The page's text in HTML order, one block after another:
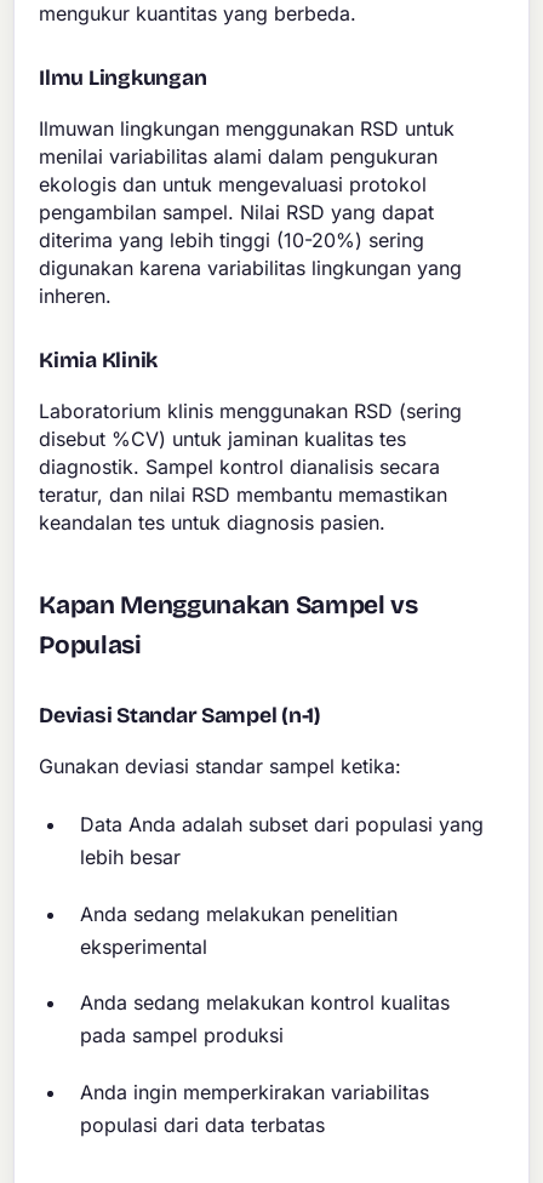
mengukur kuantitas yang berbeda.
Ilmu Lingkungan
Ilmuwan lingkungan menggunakan RSD untuk
menilai variabilitas alami dalam pengukuran
ekologis dan untuk mengevaluasi protokol
pengambilan sampel. Nilai RSD yang dapat
diterima yang lebih tinggi (10-20%) sering
digunakan karena variabilitas lingkungan yang
inheren.
Kimia Klinik
Laboratorium klinis menggunakan RSD (sering
disebut %CV) untuk jaminan kualitas tes
diagnostik. Sampel kontrol dianalisis secara
teratur, dan nilai RSD membantu memastikan
keandalan tes untuk diagnosis pasien.
Kapan Menggunakan Sampel vs
Populasi
Deviasi Standar Sampel (n-1)
Gunakan deviasi standar sampel ketika:
Data Anda adalah subset dari populasi yang
lebih besar
Anda sedang melakukan penelitian
eksperimental
Anda sedang melakukan kontrol kualitas
pada sampel produksi
Anda ingin memperkirakan variabilitas
populasi dari data terbatas